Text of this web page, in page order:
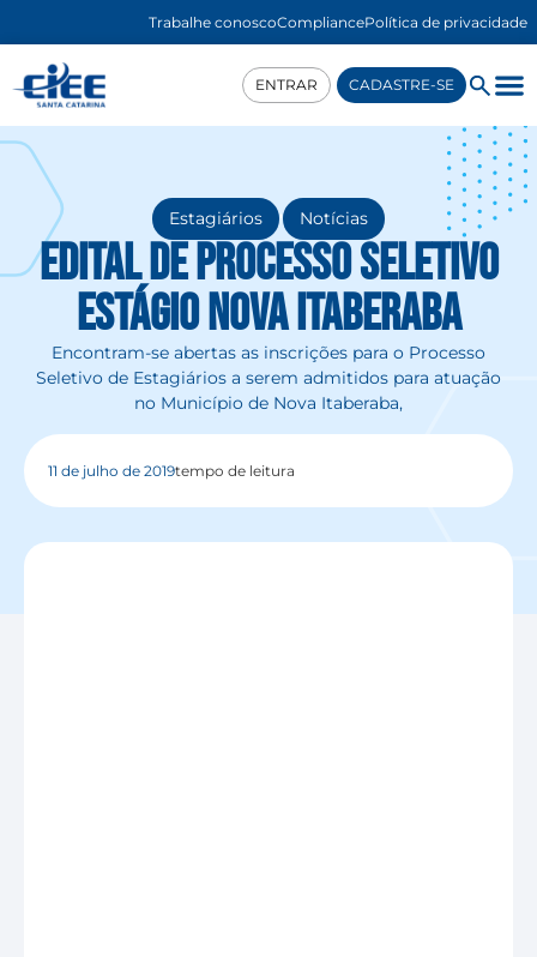
Trabalhe conoscoCompliancePolítica de privacidade
ENTRAR CADASTRE-SE
Estagiários , Notícias
EDITAL DE PROCESSO SELETIVO
ESTÁGIO NOVA ITABERABA
Encontram-se abertas as inscrições para o Processo
Seletivo de Estagiários a serem admitidos para atuação
no Município de Nova Itaberaba,
11 de julho de 2019tempo de leitura